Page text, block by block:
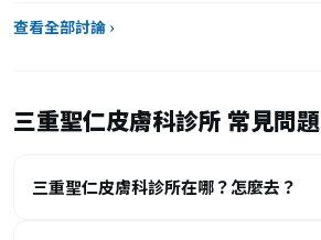
查看全部討論 ›
三重聖仁皮膚科診所 常見問題
三重聖仁皮膚科診所在哪？怎麼去？